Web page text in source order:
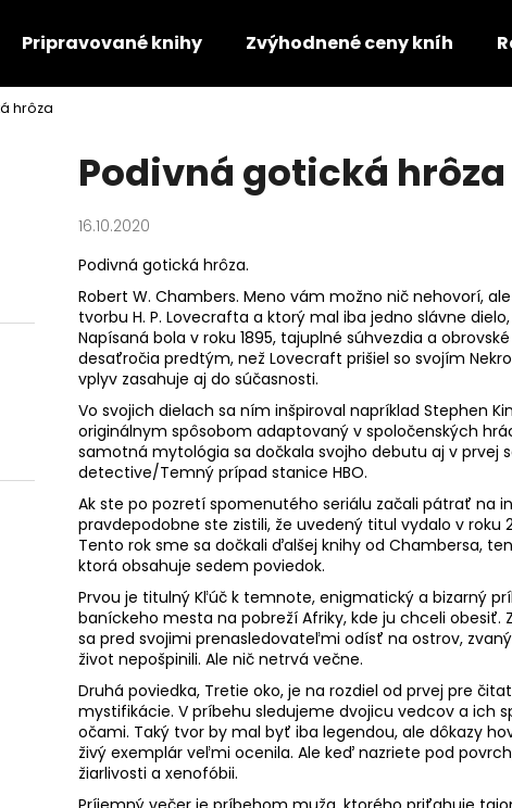
Pripravované knihy Zvýhodnené ceny kníh
hrôza
Podivná gotická hrôza
16.10.2020
Podivná gotická hrôza.
Robert W. Chambers. Meno vám možno nič nehovorí,
tvorbu H. P. Lovecrafta a ktorý mal iba jedno slávne
Napísaná bola v roku 1895, tajuplné súhvezdia a
desaťročia predtým, než Lovecraft prišiel so svojím
vplyv zasahuje aj do súčasnosti.
Vo svojich dielach sa ním inšpiroval napríklad Stephen
originálnym spôsobom adaptovaný v spoločenských
samotná mytológia sa dočkala svojho debutu aj v prvej
detective/Temný prípad stanice HBO.
Ak ste po pozretí spomenutého seriálu začali pátrať na
pravdepodobne ste zistili, že uvedený titul vydalo v roku
Tento rok sme sa dočkali ďalšej knihy od Chambersa,
ktorá obsahuje sedem poviedok.
Prvou je titulný Kľúč k temnote, enigmatický a bizarný
baníckeho mesta na pobreží Afriky, kde ju chceli obesiť.
sa pred svojimi prenasledovateľmi odísť na ostrov,
život nepošpinili. Ale nič netrvá večne.
Druhá poviedka, Tretie oko, je na rozdiel od prvej pre
mystifikácie. V príbehu sledujeme dvojicu vedcov a ich
očami. Taký tvor by mal byť iba legendou, ale dôkazy
živý exemplár veľmi ocenila. Ale keď nazriete pod
žiarlivosti a xenofóbii.
Odporúčame
NAPOLEON Z NOTTING HILLU
11,19 €
Pôvodne:15,99 €
10,49 €